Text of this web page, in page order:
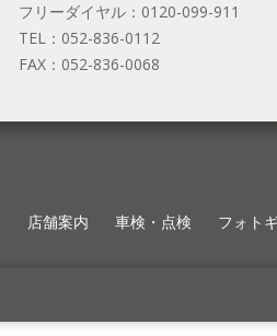
フリーダイヤル： 0120-099-911
TEL： 052-836-0112
FAX： 052-836-0068
店舗案内 車検・点検 フォト